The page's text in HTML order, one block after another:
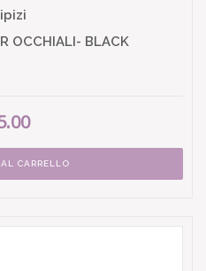
OCCHIALI- BLACK
CARRELLO